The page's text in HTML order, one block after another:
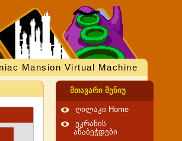
Mansion Virtual Machine
მთავარი მენიუ
ღილაკი Home
ეკრანის
ანაბეჭდები